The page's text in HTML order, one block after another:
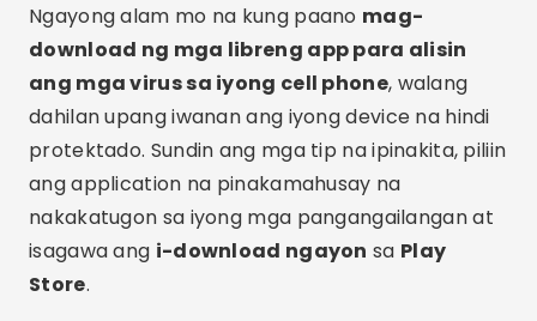
Ngayong alam mo na kung paano mag-
download ng mga libreng app para alisin
ang mga virus sa iyong cell phone, walang
dahilan upang iwanan ang iyong device na hindi
protektado. Sundin ang mga tip na ipinakita, piliin
ang application na pinakamahusay na
nakakatugon sa iyong mga pangangailangan at
isagawa ang i-download ngayon sa Play
Store.